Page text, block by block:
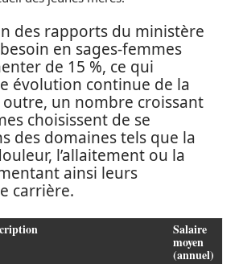
des rapports du ministère
en sages-femmes
de 15 %, ce qui
évolution continue de la
un nombre croissant
choisissent de se
des domaines tels que la
l’allaitement ou la
ainsi leurs
carrière.
Salaire
moyen
(annuel)